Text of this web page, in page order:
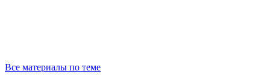
Все материалы по теме